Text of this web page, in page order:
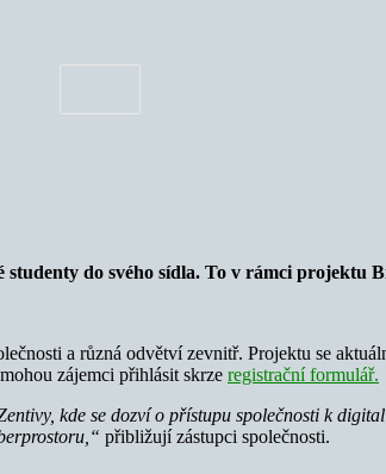
studenty do svého sídla. To v rámci
a různá odvětví zevnitř. Projektu se
zájemci přihlásit skrze registrační formulář.
kde se dozví o přístupu společnosti k
přibližují zástupci společnosti.